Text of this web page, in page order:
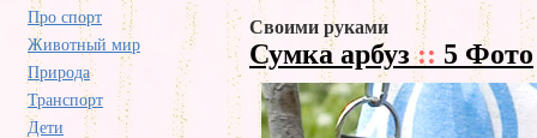
Про спорт
Животный мир
Природа
Транспорт
Дети
Своими руками
Сумка арбуз:: 5 Фото